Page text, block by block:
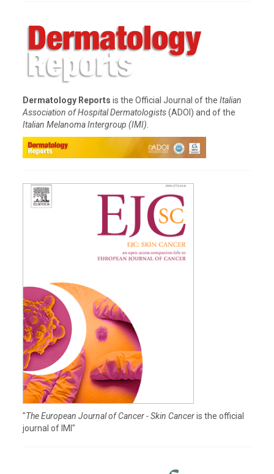
Dermatology Reports is the Official Journal of the Italian
Association of Hospital Dermatologists(ADOI) and of the
Italian Melanoma Intergroup (IMI).
"The European Journal of Cancer - Skin Canceris the official
journal of IMI"